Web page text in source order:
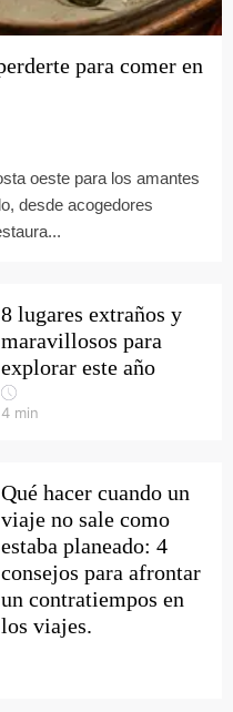
para comer en
oeste para los amantes
desde acogedores
8 lugares extraños y
maravillosos para
explorar este año
4 min
Qué hacer cuando un
viaje no sale como
estaba planeado: 4
consejos para afrontar
un contratiempos en
los viajes.